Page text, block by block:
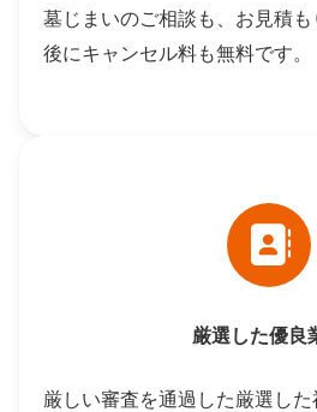
墓じまいのご相談も、お見積
後にキャンセル料も無料です。
厳選した優良
厳しい審査を通過した厳選し